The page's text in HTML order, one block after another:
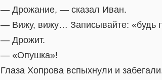
— Дрожание, — сказал Иван.
— Вижу, вижу… Записывайте: «будь
— Дрожит.
— «Опушка»!
Глаза Хопрова вспыхнули и